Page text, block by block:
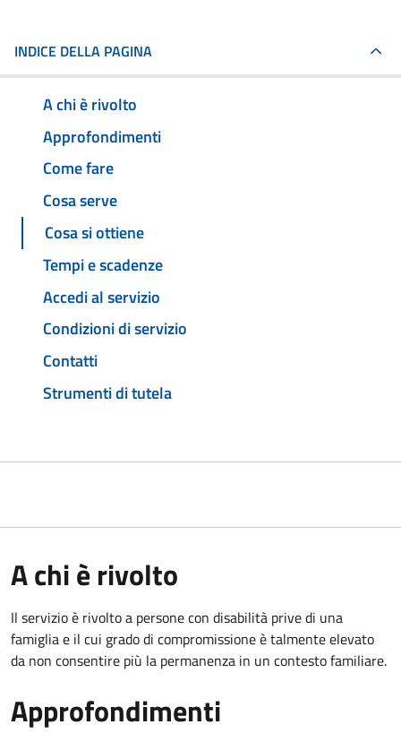
INDICE DELLA PAGINA
A chi è rivolto
Approfondimenti
Come fare
Cosa serve
Cosa si ottiene
Tempi e scadenze
Accedi al servizio
Condizioni di servizio
Contatti
Strumenti di tutela
A chi è rivolto
Il servizio è rivolto a persone con disabilità prive di una
famiglia e il cui grado di compromissione è talmente elevato
da non consentire più la permanenza in un contesto familiare.
Approfondimenti